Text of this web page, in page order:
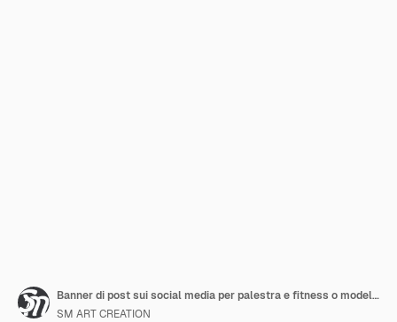
Banner di post sui social media per palestra e fitness o modello di volantino quadrato o modello di copertina di Facebook
SM ART CREATION